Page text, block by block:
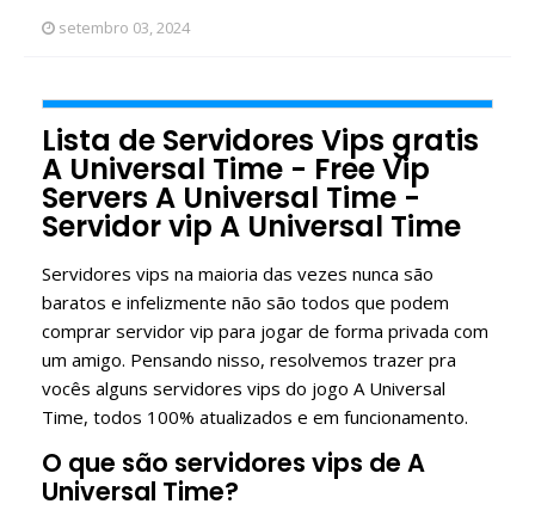
setembro 03, 2024
Lista de Servidores Vips gratis
A Universal Time - Free Vip
Servers A Universal Time -
Servidor vip A Universal Time
Servidores vips na maioria das vezes nunca são
baratos e infelizmente não são todos que podem
comprar servidor vip para jogar de forma privada com
um amigo. Pensando nisso, resolvemos trazer pra
vocês alguns servidores vips do jogo A Universal
Time, todos 100% atualizados e em funcionamento.
O que são servidores vips de A
Universal Time?